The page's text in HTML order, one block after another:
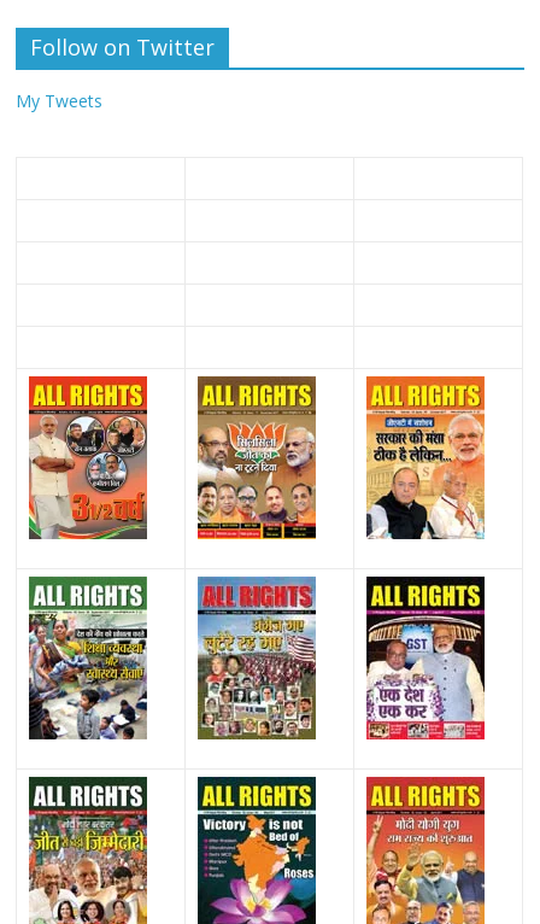
Follow on Twitter
My Tweets